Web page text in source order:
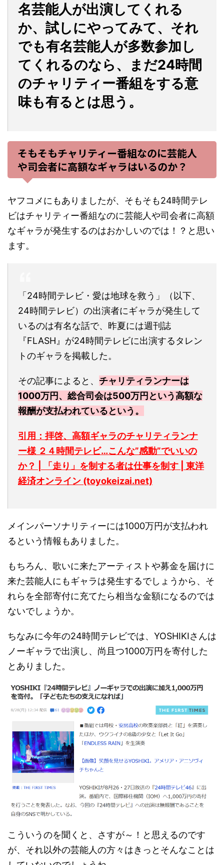
名芸能人が出演してくれる
か、試しにやってみて、それ
でも有名芸能人が多数参加し
てくれるのなら、まだ24時間
のチャリティー番組をする意
味も有るとは思う。
そもそもチャリティー番組なのに芸能人
や司会者に高額なギャラはいるのか？
ヤフコメにもありましたが、そもそも24時間テレ
ビはチャリティー番組なのに芸能人や司会者に高額
なギャラが発生するのはおかしいのでは！？と思い
ます。
「24時間テレビ・愛は地球を救う」（以下、
24時間テレビ）の出演者にギャラが発生して
いるのは有名な話で、昨夏には週刊誌
『FLASH』が24時間テレビに出演するタレン
トのギャラを掲載した。
その記事によると、 チャリティランナーは
1000万円、総合司会は500万円という高額な
報酬が支払われているという。
引用：拝啓、高額ギャラのチャリティランナ
ー様 ２４時間テレビ…こんな”感動”でいいの
か？ | 「走り」を制する者は仕事を制す | 東洋
経済オンライン (toyokeizai.net)
メインパーソナリティーには1000万円が支払われ
るという情報もありました。
もちろん、歌いに来たアーティストや募金を届けに
来た芸能人にもギャラは発生するでしょうから、そ
れらを全部寄付に充てたら相当な金額になるのでは
ないでしょうか。
ちなみに今年の24時間テレビでは、YOSHIKIさんは
ノーギャラで出演し、尚且つ1000万円を寄付した
とありました。
こういうのを聞くと、さすが～！と思えるのです
が、それ以外の芸能人の方々はきっとそんなことは